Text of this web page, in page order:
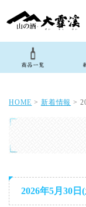
HOME > 新着情報 >
2026年5月30